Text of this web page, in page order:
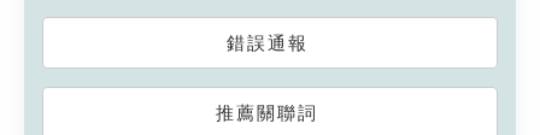
錯誤通報
推薦關聯詞